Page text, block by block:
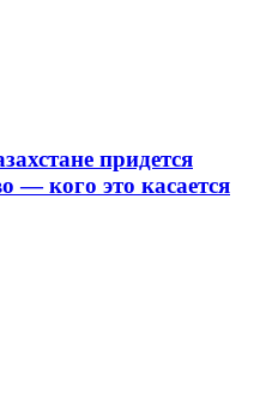
придется
— кого это касается